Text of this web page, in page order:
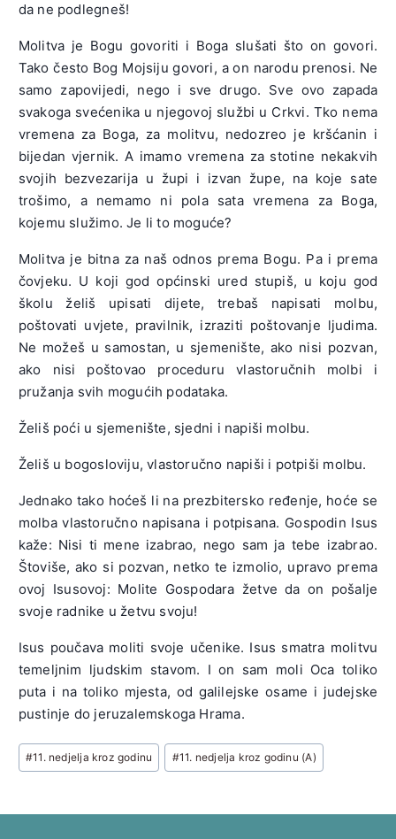
da ne podlegneš!
Molitva je Bogu govoriti i Boga slušati što on govori.
Tako često Bog Mojsiju govori, a on narodu prenosi. Ne
samo zapovijedi, nego i sve drugo. Sve ovo zapada
svakoga svećenika u njegovoj službi u Crkvi. Tko nema
vremena za Boga, za molitvu, nedozreo je kršćanin i
bijedan vjernik. A imamo vremena za stotine nekakvih
svojih bezvezarija u župi i izvan župe, na koje sate
trošimo, a nemamo ni pola sata vremena za Boga,
kojemu služimo. Je li to moguće?
Molitva je bitna za naš odnos prema Bogu. Pa i prema
čovjeku. U koji god općinski ured stupiš, u koju god
školu želiš upisati dijete, trebaš napisati molbu,
poštovati uvjete, pravilnik, izraziti poštovanje ljudima.
Ne možeš u samostan, u sjemenište, ako nisi pozvan,
ako nisi poštovao proceduru vlastoručnih molbi i
pružanja svih mogućih podataka.
Želiš poći u sjemenište, sjedni i napiši molbu.
Želiš u bogosloviju, vlastoručno napiši i potpiši molbu.
Jednako tako hoćeš li na prezbitersko ređenje, hoće se
molba vlastoručno napisana i potpisana. Gospodin Isus
kaže: Nisi ti mene izabrao, nego sam ja tebe izabrao.
Štoviše, ako si pozvan, netko te izmolio, upravo prema
ovoj Isusovoj: Molite Gospodara žetve da on pošalje
svoje radnike u žetvu svoju!
Isus poučava moliti svoje učenike. Isus smatra molitvu
temeljnim ljudskim stavom. I on sam moli Oca toliko
puta i na toliko mjesta, od galilejske osame i judejske
pustinje do jeruzalemskoga Hrama.
Post
Tags:
#11. nedjelja kroz godinu #11. nedjelja kroz godinu (A)